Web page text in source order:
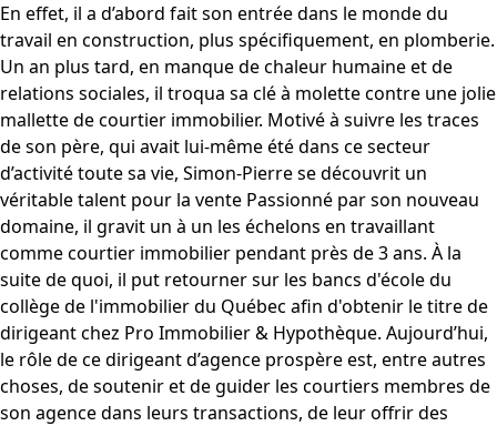
En effet, il a d’abord fait son entrée dans le monde du
travail en construction, plus spécifiquement, en plomberie.
Un an plus tard, en manque de chaleur humaine et de
relations sociales, il troqua sa clé à molette contre une jolie
mallette de courtier immobilier. Motivé à suivre les traces
de son père, qui avait lui-même été dans ce secteur
d’activité toute sa vie, Simon-Pierre se découvrit un
véritable talent pour la vente Passionné par son nouveau
domaine, il gravit un à un les échelons en travaillant
comme courtier immobilier pendant près de 3 ans. À la
suite de quoi, il put retourner sur les bancs d'école du
collège de l'immobilier du Québec afin d'obtenir le titre de
dirigeant chez Pro Immobilier & Hypothèque. Aujourd’hui,
le rôle de ce dirigeant d’agence prospère est, entre autres
choses, de soutenir et de guider les courtiers membres de
son agence dans leurs transactions, de leur offrir des